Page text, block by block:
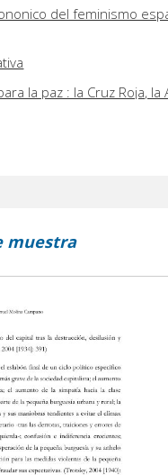
del feminismo
la paz : la Cruz Roja, la
muestra